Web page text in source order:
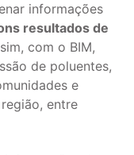
informações
resultados de
com o BIM,
de poluentes,
e
entre